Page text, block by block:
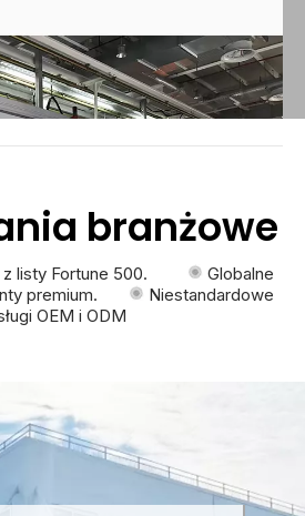
branżowe
z listy Fortune 500.
Globalne
premium.
Niestandardowe
OEM i ODM